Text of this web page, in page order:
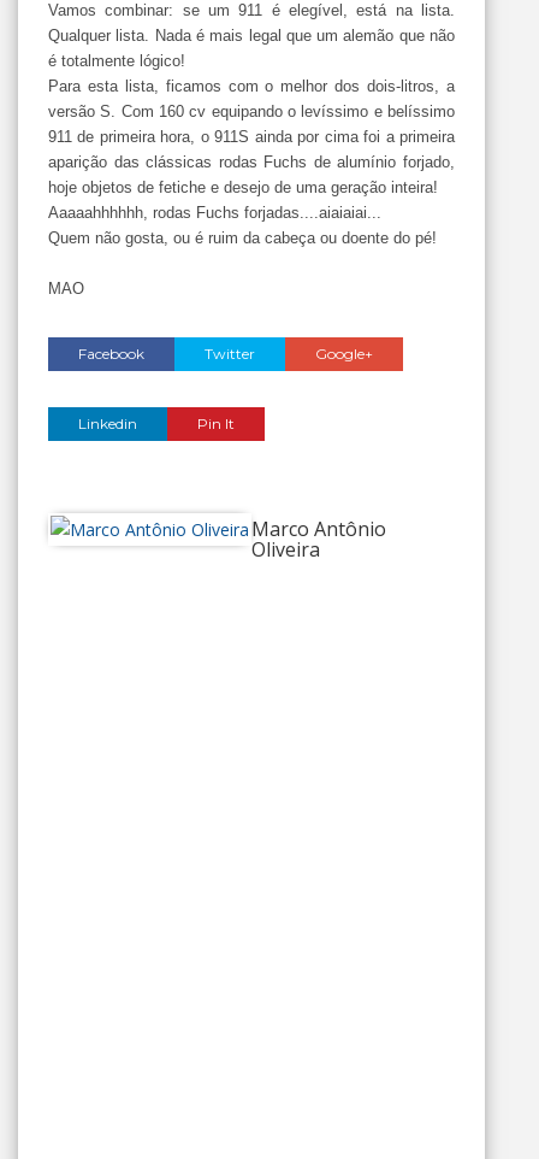
Vamos combinar: se um 911 é elegível, está na lista.
Qualquer lista. Nada é mais legal que um alemão que não
é totalmente lógico!
Para esta lista, ficamos com o melhor dos dois-litros, a
versão S. Com 160 cv equipando o levíssimo e belíssimo
911 de primeira hora, o 911S ainda por cima foi a primeira
aparição das clássicas rodas Fuchs de alumínio forjado,
hoje objetos de fetiche e desejo de uma geração inteira!
Aaaaahhhhhh, rodas Fuchs forjadas....aiaiaiai...
Quem não gosta, ou é ruim da cabeça ou doente do pé!
MAO
Facebook Twitter Google+
Linkedin Pin It
Marco Antônio
Oliveira